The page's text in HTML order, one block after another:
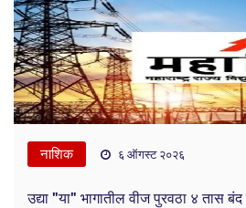
नाशिक ६ ऑगस्ट २०२६
उद्या "या" भागातील वीज पुरवठा ४ तास बंद